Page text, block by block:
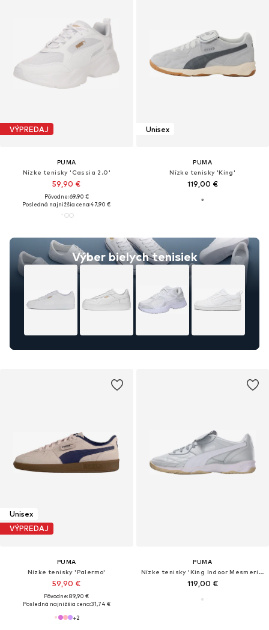
VÝPREDAJ
PUMA
Nízke tenisky 'Cassia 2.0'
59,90 €
Pôvodne: 69,90 €
Posledná najnižšia cena:47,90 €
Výber bielych tenisiek
Unisex
PUMA
Nízke tenisky 'King'
119,00 €
Unisex
VÝPREDAJ
PUMA
Nízke tenisky 'Palermo'
59,90 €
Pôvodne: 89,90 €
Posledná najnižšia cena:31,74 €
+2
PUMA
Nízke tenisky 'King Indoor Mesmerize'
119,00 €